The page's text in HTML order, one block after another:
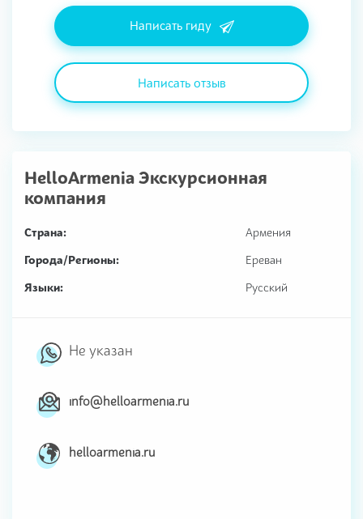
Написать гиду
Написать отзыв
HelloArmenia Экскурсионная
компания
Страна:
Армения
Города/Регионы:
Ереван
Языки:
Русский
Не указан
info@helloarmenia.ru
helloarmenia.ru